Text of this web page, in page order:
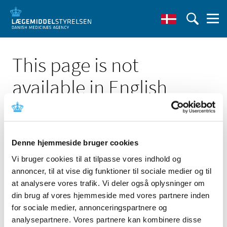
Denne hjemmeside bruger cookies
Vi bruger cookies til at tilpasse vores indhold og
annoncer, til at vise dig funktioner til sociale medier og til
at analysere vores trafik. Vi deler også oplysninger om
din brug af vores hjemmeside med vores partnere inden
for sociale medier, annonceringspartnere og
analysepartnere. Vores partnere kan kombinere disse
This page is not
available in English
Click here to see the Danish page 'Indkomne bidrag til
revurdering af tilskudsstatus for antipsykotiske
lægemidler (ATC-gruppe N05A m.fl.)'
Go to English frontpage